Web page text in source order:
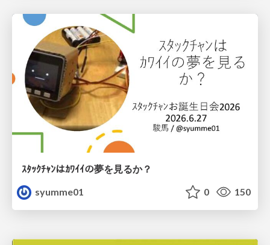
ｽﾀｯｸﾁｬﾝはｶﾜｲｲの夢を見るか？
syumme01
0 150